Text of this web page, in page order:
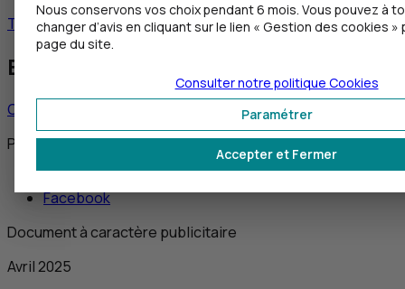
Télécharger le memento
Besoin de nous contacter ?
Contacter un chargé d’affaires
Partagez cet article
Twitter
Facebook
Document à caractère publicitaire
Avril 2025
Nous conservons vos choix pendant 6 mois. Vous pouvez à
changer d’avis en cliquant sur le lien « Gestion des cookies
page du site.
Accepter et Fermer
Paramétrer
Consulter notre politique Cookies